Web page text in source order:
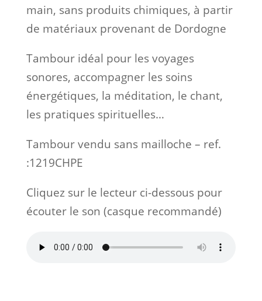
main, sans produits chimiques, à partir
de matériaux provenant de Dordogne
Tambour idéal pour les voyages
sonores, accompagner les soins
énergétiques, la méditation, le chant,
les pratiques spirituelles…
Tambour vendu sans mailloche – ref.
:1219CHPE
Cliquez sur le lecteur ci-dessous pour
écouter le son (casque recommandé)